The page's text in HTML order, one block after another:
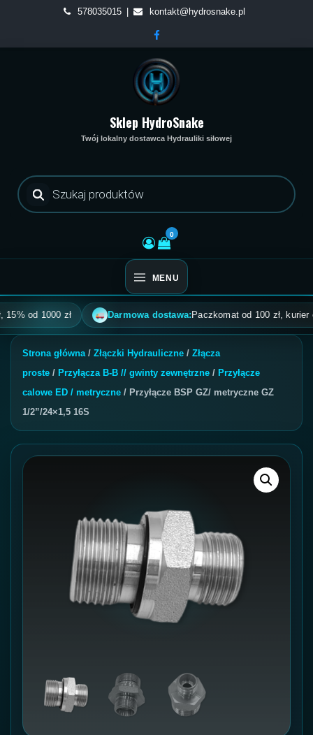
content
578035015 kontakt@hydrosnake.pl
Sklep HydroSnake
Twój lokalny dostawca Hydrauliki siłowej
Wyszukiwarka
produktów
0
MENU
od 1000 zł Darmowa dostawa:Paczkomat od 100 zł, kurier od
Strona główna/ Złączki Hydrauliczne / Złącza
proste / Przyłącza B-B // gwinty zewnętrzne / Przyłącze
calowe ED / metryczne / Przyłącze BSP GZ/ metryczne GZ
1/2”/24×1,5 16S